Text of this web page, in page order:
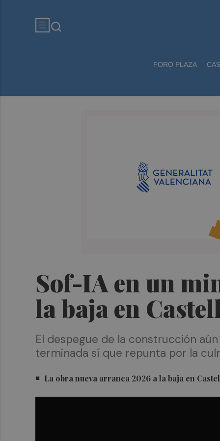
FORO PLAZA
Sof-IA en un
la baja en
El despegue de la construcción
terminada sí que repunta por la
La obra nueva arranca 2026 a la baja en